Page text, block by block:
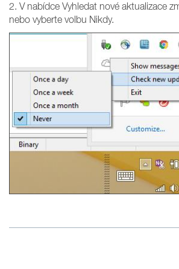
2. V nabídce Vyhledat nové aktualizace
nebo vyberte volbu Nikdy.